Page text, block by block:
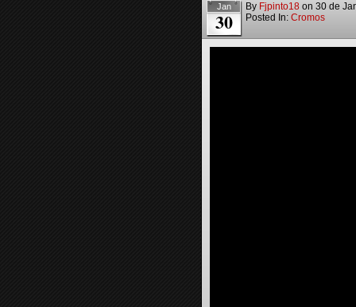
Jan
30
By Fjpinto18 on 30 de
Posted In: Cromos